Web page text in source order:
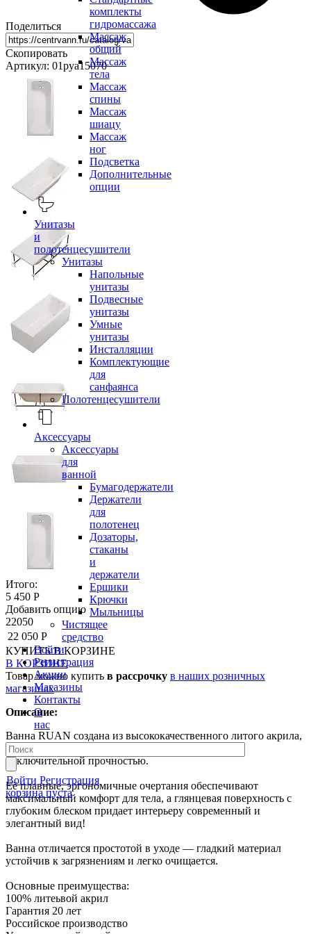
комплекты
гидромассажа
Массаж
общий
Массаж
тела
Массаж
спины
Массаж
шиацу
Массаж
ног
Подсветка
Дополнительные
опции
Унитазы
и
полотенцесушители
Унитазы
Напольные
унитазы
Подвесные
унитазы
Умные
унитазы
Инсталляции
Комплектующие
для
санфаянса
Полотенцесушители
Аксессуары
Аксессуары
для
ванной
Бумагодержатели
Держатели
для
полотенец
Дозаторы,
стаканы
и
держатели
Ершики
Крючки
Мыльницы
Чистящее
средство
Войти
Регистрация
Акции
Магазины
Контакты
О
нас
Войти Регистрация
корзина пуста
Поделиться
Скопировать
Артикул: 01руа15070
Итого:
5 450 Р
Добавить опцию
22050
22 050 Р
КУПИТЬ В КОРЗИНЕ
В КОРЗИНЕ
Товар можно купить в рассрочку в наших розничных
магазинах
Описание:
Ванна RUAN создана из высококачественного литого акрила,
который долго сохраняет тепло воды и обладает
исключительной прочностью.
Её плавные, эргономичные очертания обеспечивают
максимальный комфорт для тела, а глянцевая поверхность с
глубоким блеском придает интерьеру современный и
элегантный вид!
Ванна отличается простотой в уходе — гладкий материал
устойчив к загрязнениям и легко очищается.
Основные преимущества:
100% литеьвой акрил
Гарантия 20 лет
Российское производство